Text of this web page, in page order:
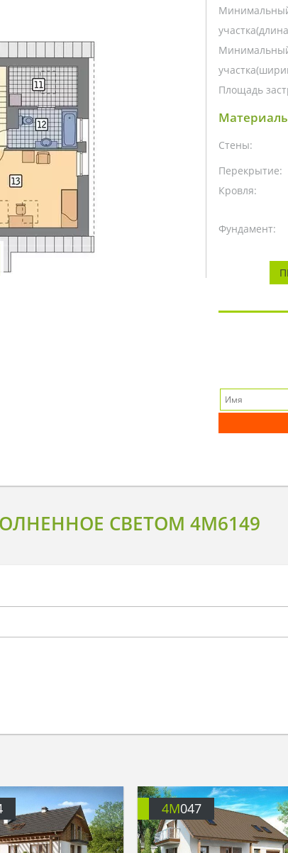
Площадь
Стены:
Перекрытие:
Кровля:
Фундамент:
СВЕТОМ 4M6149
4M047